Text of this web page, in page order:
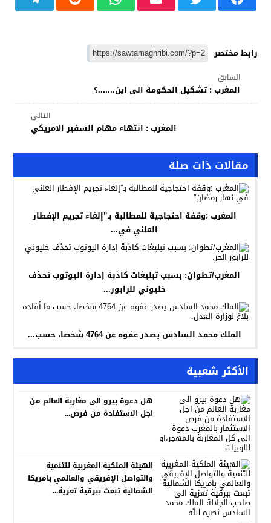
رابط مختصر
السابق
المغرب : تشكيل الحكومة الى اين.......؟
التالي
المغرب : انتهاء مهام السفير الامريكي
مقالات ذات صلة
المغرب :وقفة احتجاجية للمطالبة بـ”إلغاء تجريم الإفطار
العلني في...
المغرب/تطوان: بسبب تبليغات كاذبة إدارة اليوتوب تحذف
خليوني للرابور...
الملك محمد السادس يصدر عفوه عن 4764 شخصا، حسب...
الأكثر شعبية
هل دعوة بيرو الى مغاربة العالم من
اجل الاستفادة من فرص...
الهيئة الملكية المغربية للتنمية
والتواصل الإفريقي والعالمي بامريكا
الشمالية تبعث ببرقية تعزية...